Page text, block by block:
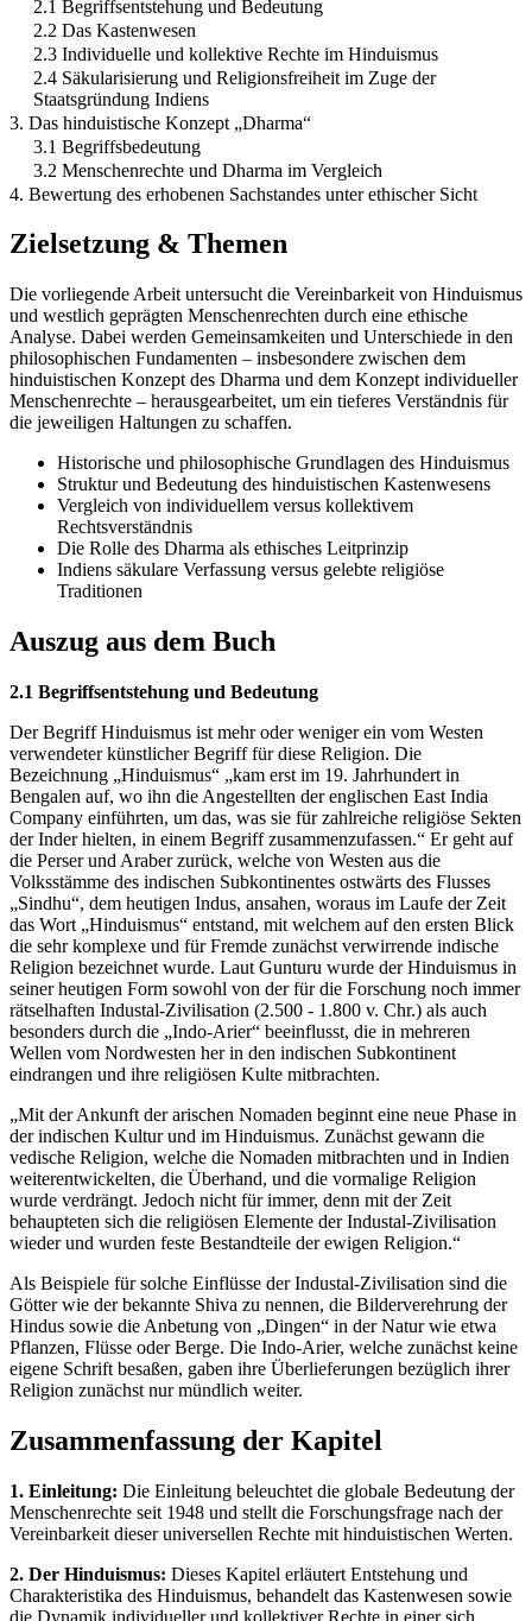
2.1 Begriffsentstehung und Bedeutung
2.2 Das Kastenwesen
2.3 Individuelle und kollektive Rechte im Hinduismus
2.4 Säkularisierung und Religionsfreiheit im Zuge der
Staatsgründung Indiens
3. Das hinduistische Konzept „Dharma“
3.1 Begriffsbedeutung
3.2 Menschenrechte und Dharma im Vergleich
4. Bewertung des erhobenen Sachstandes unter ethischer Sicht
Zielsetzung & Themen
Die vorliegende Arbeit untersucht die Vereinbarkeit von Hinduismus
und westlich geprägten Menschenrechten durch eine ethische
Analyse. Dabei werden Gemeinsamkeiten und Unterschiede in den
philosophischen Fundamenten – insbesondere zwischen dem
hinduistischen Konzept des Dharma und dem Konzept individueller
Menschenrechte – herausgearbeitet, um ein tieferes Verständnis für
die jeweiligen Haltungen zu schaffen.
Historische und philosophische Grundlagen des Hinduismus
Struktur und Bedeutung des hinduistischen Kastenwesens
Vergleich von individuellem versus kollektivem
Rechtsverständnis
Die Rolle des Dharma als ethisches Leitprinzip
Indiens säkulare Verfassung versus gelebte religiöse
Traditionen
Auszug aus dem Buch
2.1 Begriffsentstehung und Bedeutung
Der Begriff Hinduismus ist mehr oder weniger ein vom Westen
verwendeter künstlicher Begriff für diese Religion. Die
Bezeichnung „Hinduismus“ „kam erst im 19. Jahrhundert in
Bengalen auf, wo ihn die Angestellten der englischen East India
Company einführten, um das, was sie für zahlreiche religiöse Sekten
der Inder hielten, in einem Begriff zusammenzufassen.“ Er geht auf
die Perser und Araber zurück, welche von Westen aus die
Volksstämme des indischen Subkontinentes ostwärts des Flusses
„Sindhu“, dem heutigen Indus, ansahen, woraus im Laufe der Zeit
das Wort „Hinduismus“ entstand, mit welchem auf den ersten Blick
die sehr komplexe und für Fremde zunächst verwirrende indische
Religion bezeichnet wurde. Laut Gunturu wurde der Hinduismus in
seiner heutigen Form sowohl von der für die Forschung noch immer
rätselhaften Industal-Zivilisation (2.500 - 1.800 v. Chr.) als auch
besonders durch die „Indo-Arier“ beeinflusst, die in mehreren
Wellen vom Nordwesten her in den indischen Subkontinent
eindrangen und ihre religiösen Kulte mitbrachten.
„Mit der Ankunft der arischen Nomaden beginnt eine neue Phase in
der indischen Kultur und im Hinduismus. Zunächst gewann die
vedische Religion, welche die Nomaden mitbrachten und in Indien
weiterentwickelten, die Überhand, und die vormalige Religion
wurde verdrängt. Jedoch nicht für immer, denn mit der Zeit
behaupteten sich die religiösen Elemente der Industal-Zivilisation
wieder und wurden feste Bestandteile der ewigen Religion.“
Als Beispiele für solche Einflüsse der Industal-Zivilisation sind die
Götter wie der bekannte Shiva zu nennen, die Bilderverehrung der
Hindus sowie die Anbetung von „Dingen“ in der Natur wie etwa
Pflanzen, Flüsse oder Berge. Die Indo-Arier, welche zunächst keine
eigene Schrift besaßen, gaben ihre Überlieferungen bezüglich ihrer
Religion zunächst nur mündlich weiter.
Zusammenfassung der Kapitel
1. Einleitung: Die Einleitung beleuchtet die globale Bedeutung der
Menschenrechte seit 1948 und stellt die Forschungsfrage nach der
Vereinbarkeit dieser universellen Rechte mit hinduistischen Werten.
2. Der Hinduismus: Dieses Kapitel erläutert Entstehung und
Charakteristika des Hinduismus, behandelt das Kastenwesen sowie
die Dynamik individueller und kollektiver Rechte in einer sich